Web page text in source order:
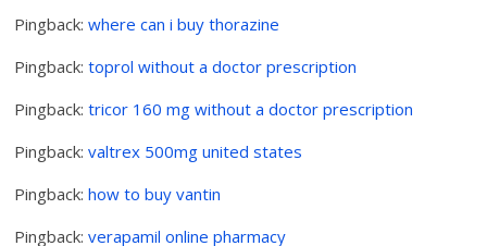
Pingback:where can i buy thorazine
Pingback:toprol without a doctor prescription
Pingback:tricor 160 mg without a doctor prescription
Pingback:valtrex 500mg united states
Pingback:how to buy vantin
Pingback:verapamil online pharmacy